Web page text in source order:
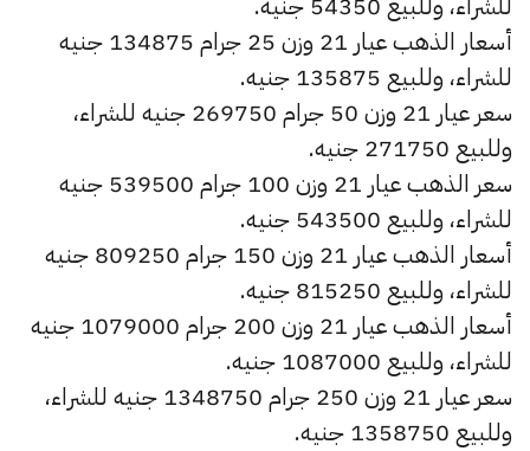
أسعار الذهب عيار 21 وزن 25 جرام 134875 جنيه
للشراء، وللبيع 135875 جنيه.
سعر عيار 21 وزن 50 جرام 269750 جنيه للشراء،
وللبيع 271750 جنيه.
سعر الذهب عيار 21 وزن 100 جرام 539500 جنيه
للشراء، وللبيع 543500 جنيه.
أسعار الذهب عيار 21 وزن 150 جرام 809250 جنيه
للشراء، وللبيع 815250 جنيه.
أسعار الذهب عيار 21 وزن 200 جرام 1079000 جنيه
للشراء، وللبيع 1087000 جنيه.
سعر عيار 21 وزن 250 جرام 1348750 جنيه للشراء،
وللبيع 1358750 جنيه.